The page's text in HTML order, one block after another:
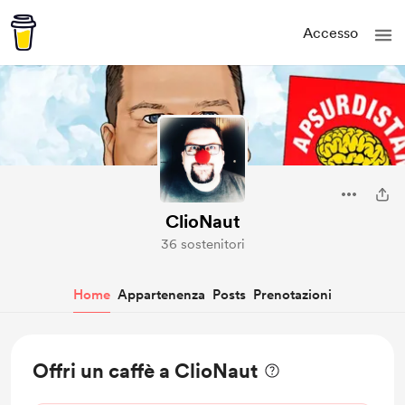
Accesso
ClioNaut
36 sostenitori
Home Appartenenza Posts Prenotazioni
Offri un caffè a ClioNaut